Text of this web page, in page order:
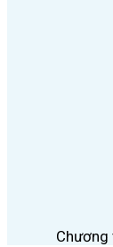
Chương